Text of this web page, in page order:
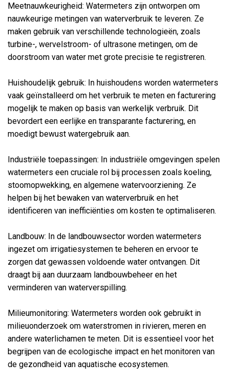
Meetnauwkeurigheid: Watermeters zijn ontworpen om
nauwkeurige metingen van waterverbruik te leveren. Ze
maken gebruik van verschillende technologieën, zoals
turbine-, wervelstroom- of ultrasone metingen, om de
doorstroom van water met grote precisie te registreren.
Huishoudelijk gebruik: In huishoudens worden watermeters
vaak geïnstalleerd om het verbruik te meten en facturering
mogelijk te maken op basis van werkelijk verbruik. Dit
bevordert een eerlijke en transparante facturering, en
moedigt bewust watergebruik aan.
Industriële toepassingen: In industriële omgevingen spelen
watermeters een cruciale rol bij processen zoals koeling,
stoomopwekking, en algemene watervoorziening. Ze
helpen bij het bewaken van waterverbruik en het
identificeren van inefficiënties om kosten te optimaliseren.
Landbouw: In de landbouwsector worden watermeters
ingezet om irrigatiesystemen te beheren en ervoor te
zorgen dat gewassen voldoende water ontvangen. Dit
draagt bij aan duurzaam landbouwbeheer en het
verminderen van waterverspilling.
Milieumonitoring: Watermeters worden ook gebruikt in
milieuonderzoek om waterstromen in rivieren, meren en
andere waterlichamen te meten. Dit is essentieel voor het
begrijpen van de ecologische impact en het monitoren van
de gezondheid van aquatische ecosystemen.